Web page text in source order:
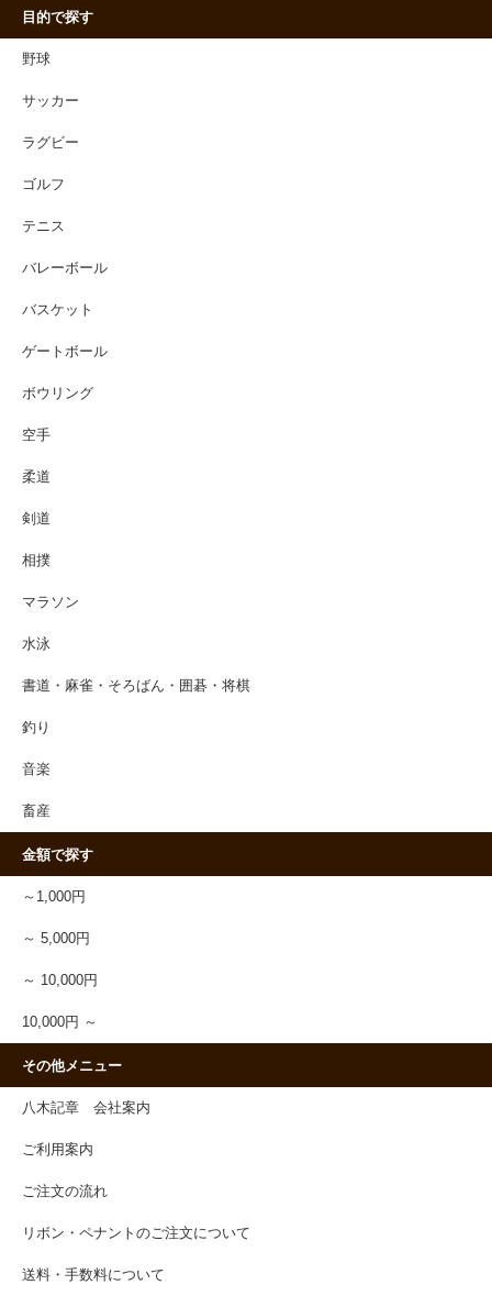
目的で探す
野球
サッカー
ラグビー
ゴルフ
テニス
バレーボール
バスケット
ゲートボール
ボウリング
空手
柔道
剣道
相撲
マラソン
水泳
書道・麻雀・そろばん・囲碁・将棋
釣り
音楽
畜産
金額で探す
～1,000円
～ 5,000円
～ 10,000円
10,000円 ～
その他メニュー
八木記章 会社案内
ご利用案内
ご注文の流れ
リボン・ペナントのご注文について
送料・手数料について